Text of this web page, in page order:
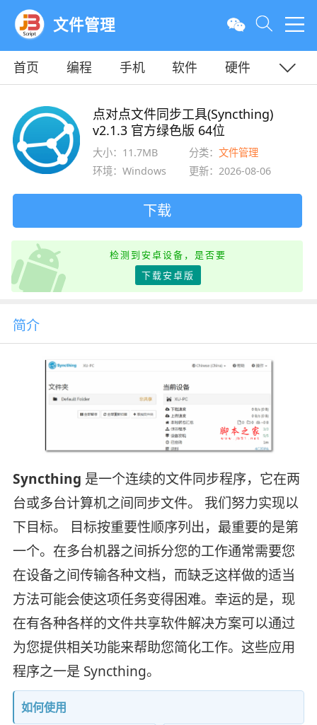
文件管理
首页 编程 手机 软件
硬件
点对点文件同步工具(Syncthing)
v2.1.3 官方绿色版 64位
大小：11.7MB 分类：文件管理
环境：Windows
更新：2026-08-06
下载
检测到安卓设备，是否要
下载安卓版
简介
Syncthing 是一个连续的文件同步程序，它在两
台或多台计算机之间同步文件。 我们努力实现以
下目标。 目标按重要性顺序列出，最重要的是第
一个。在多台机器之间拆分您的工作通常需要您
在设备之间传输各种文档，而缺乏这样做的适当
方法可能会使这项任务变得困难。幸运的是，现
在有各种各样的文件共享软件解决方案可以通过
为您提供相关功能来帮助您简化工作。这些应用
程序之一是 Syncthing。
如何使用